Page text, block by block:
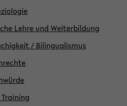
Lehre und Weiterbildung
/ Bilingualismus